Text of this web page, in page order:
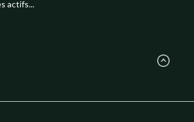
actifs...